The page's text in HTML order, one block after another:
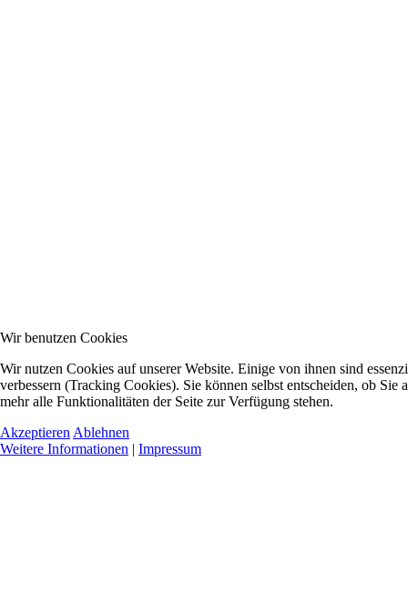
Wir benutzen Cookies
Wir nutzen Cookies auf unserer Website. Einige von ihnen sind
verbessern (Tracking Cookies). Sie können selbst entscheiden, ob
mehr alle Funktionalitäten der Seite zur Verfügung stehen.
Akzeptieren Ablehnen
Weitere Informationen | Impressum